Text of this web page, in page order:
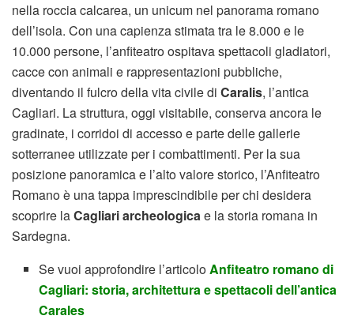
nella roccia calcarea, un unicum nel panorama romano
dell’isola. Con una capienza stimata tra le 8.000 e le
10.000 persone, l’anfiteatro ospitava spettacoli gladiatori,
cacce con animali e rappresentazioni pubbliche,
diventando il fulcro della vita civile di Caralis, l’antica
Cagliari. La struttura, oggi visitabile, conserva ancora le
gradinate, i corridoi di accesso e parte delle gallerie
sotterranee utilizzate per i combattimenti. Per la sua
posizione panoramica e l’alto valore storico, l’Anfiteatro
Romano è una tappa imprescindibile per chi desidera
scoprire laCagliari archeologicae la storia romana in
Sardegna.
Se vuoi approfondire l’articoloAnfiteatro romano di
Cagliari: storia, architettura e spettacoli dell’antica
Carales